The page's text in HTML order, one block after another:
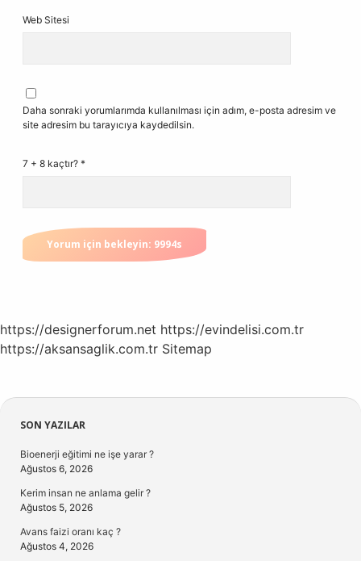
Web Sitesi
Daha sonraki yorumlarımda kullanılması için adım, e-posta adresim ve
site adresim bu tarayıcıya kaydedilsin.
7 + 8 kaçtır? *
https://designerforum.net https://evindelisi.com.tr
https://aksansaglik.com.tr Sitemap
Sidebar
SON YAZILAR
Bioenerji eğitimi ne işe yarar ?
Ağustos 6, 2026
Kerim insan ne anlama gelir ?
Ağustos 5, 2026
Avans faizi oranı kaç ?
Ağustos 4, 2026